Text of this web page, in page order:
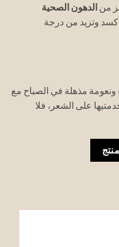
من الدهون الصحية
وتزيد من درجة
ونعومة مذهلة في الصباح مع
على الشعر، فلا